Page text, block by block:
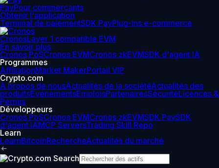
PayPour commerçants
Obtenir l'application
Terminal de paiementSDK PayPlug-ins e-commerce
CronosLayer 1 compatible EVM
En savoir plus
Cronos PoSCronos EVMCronos zkEVMSDK d'agent IA
Programmes
AffiliationMarket MakerPortail VIP
Crypto.com
À propos de nousActualités de la sociétéActualités des
produitsÉvénementsEmploisPartenairesSécuritéLicences &
Permis
Développeurs
Cronos PoSCronos EVMCronos zkEVMSDK PaySDK
d'agent IAMCP ServersTrading Skill Repo
Learn
LearnBitcoinRechercheActualités du marché